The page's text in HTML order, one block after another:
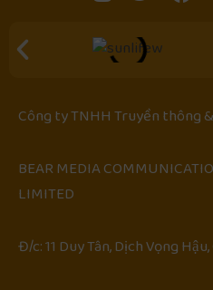
Công ty TNHH Truyền thông
BEAR MEDIA
LIMITED
Đ/c: 11 Duy Tân, Dịch Vọng